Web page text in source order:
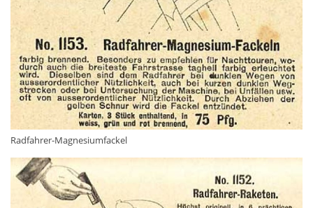
Radfahrer-Magnesiumfackel